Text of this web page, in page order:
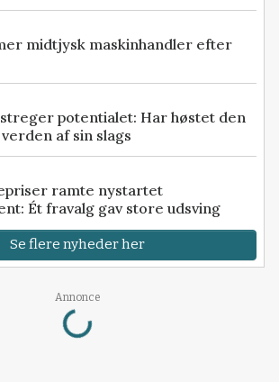
midtjysk maskinhandler efter
potentialet: Har høstet den
af sin slags
ramte nystartet
Ét fravalg gav store udsving
Se flere nyheder her
Annonce
Loading...